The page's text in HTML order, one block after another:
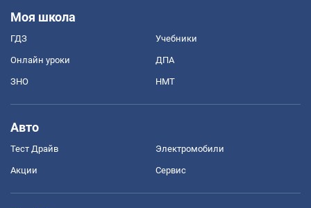
Моя школа
ГДЗ Учебники
Онлайн уроки ДПА
ЗНО НМТ
Авто
Тест Драйв Электромобили
Акции Сервис